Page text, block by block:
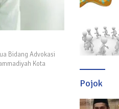
Bidang Advokasi
Kota
Pojok